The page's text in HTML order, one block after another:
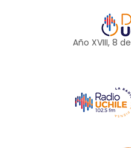
Año XVIII, 8 de